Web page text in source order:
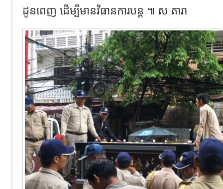
ដូនពេញ ដើម្បីមានវិធានការបន្ត ៕ ស តារា